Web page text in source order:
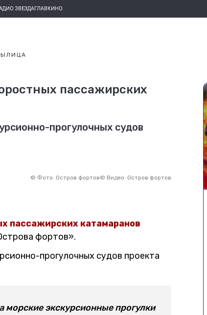
ЗВЕЗДАГЛАВКИНО
ЛИЦА
пассажирских
прогулочных судов
© Фото: Остров фортов© Видео: Остров фортов
пассажирских катамаранов
фортов».
прогулочных судов проекта
морские экскурсионные прогулки